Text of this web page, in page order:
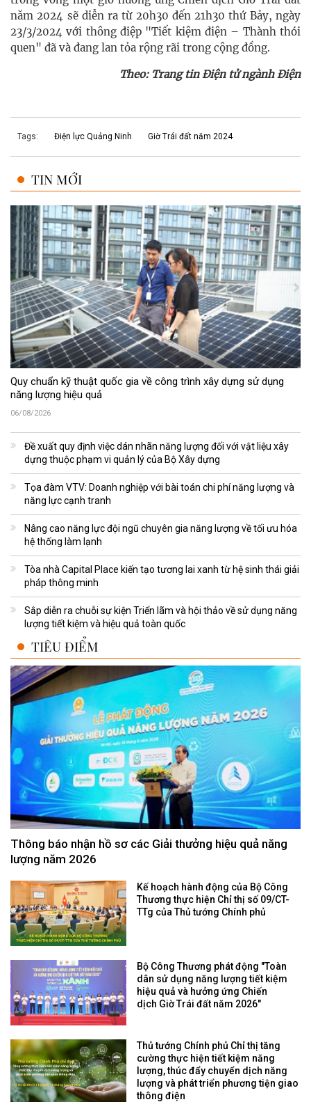
năm 2024 sẽ diễn ra từ 20h30 đến 21h30 thứ Bảy, ngày
23/3/2024 với thông điệp "Tiết kiệm điện – Thành thói
quen" đã và đang lan tỏa rộng rãi trong cộng đồng.
Theo: Trang tin Điện tử ngành Điện
Tags: Điện lực Quảng Ninh Giờ Trái đất năm 2024
TIN MỚI
Quy chuẩn kỹ thuật quốc gia về công trình xây dựng sử dụng
năng lượng hiệu quả
06/08/2026
Đề xuất quy định việc dán nhãn năng lượng đối với vật liệu xây
dựng thuộc phạm vi quản lý của Bộ Xây dựng
Tọa đàm VTV: Doanh nghiệp với bài toán chi phí năng lượng và
năng lực cạnh tranh
Nâng cao năng lực đội ngũ chuyên gia năng lượng về tối ưu hóa
hệ thống làm lạnh
Tòa nhà Capital Place kiến tạo tương lai xanh từ hệ sinh thái giải
pháp thông minh
Sắp diễn ra chuỗi sự kiện Triển lãm và hội thảo về sử dụng năng
lượng tiết kiệm và hiệu quả toàn quốc
TIÊU ĐIỂM
Thông báo nhận hồ sơ các Giải thưởng hiệu quả năng
lượng năm 2026
Kế hoạch hành động của Bộ Công
Thương thực hiện Chỉ thị số 09/CT-
TTg của Thủ tướng Chính phủ
Bộ Công Thương phát động "Toàn
dân sử dụng năng lượng tiết kiệm
hiệu quả và hưởng ứng Chiến
dịch Giờ Trái đất năm 2026"
Thủ tướng Chính phủ Chỉ thị tăng
cường thực hiện tiết kiệm năng
lượng, thúc đẩy chuyển dịch năng
lượng và phát triển phương tiện giao
thông điện